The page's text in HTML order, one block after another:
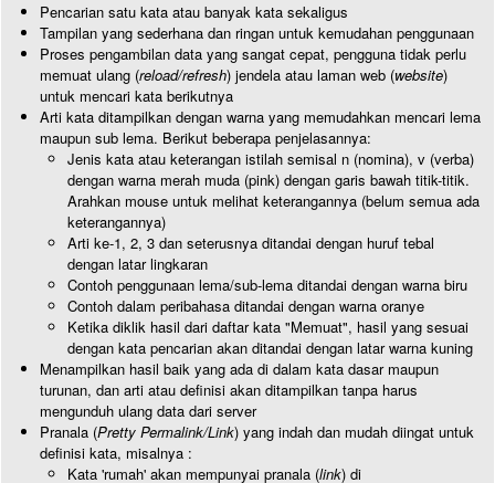
Pencarian satu kata atau banyak kata sekaligus
Tampilan yang sederhana dan ringan untuk kemudahan penggunaan
Proses pengambilan data yang sangat cepat, pengguna tidak perlu
memuat ulang (reload/refresh) jendela atau laman web (website)
untuk mencari kata berikutnya
Arti kata ditampilkan dengan warna yang memudahkan mencari lema
maupun sub lema. Berikut beberapa penjelasannya:
Jenis kata atau keterangan istilah semisal n (nomina), v (verba)
dengan warna merah muda (pink) dengan garis bawah titik-titik.
Arahkan mouse untuk melihat keterangannya (belum semua ada
keterangannya)
Arti ke-1, 2, 3 dan seterusnya ditandai dengan huruf tebal
dengan latar lingkaran
Contoh penggunaan lema/sub-lema ditandai dengan warna biru
Contoh dalam peribahasa ditandai dengan warna oranye
Ketika diklik hasil dari daftar kata "Memuat", hasil yang sesuai
dengan kata pencarian akan ditandai dengan latar warna kuning
Menampilkan hasil baik yang ada di dalam kata dasar maupun
turunan, dan arti atau definisi akan ditampilkan tanpa harus
mengunduh ulang data dari server
Pranala (Pretty Permalink/Link) yang indah dan mudah diingat untuk
definisi kata, misalnya :
Kata 'rumah' akan mempunyai pranala (link) di